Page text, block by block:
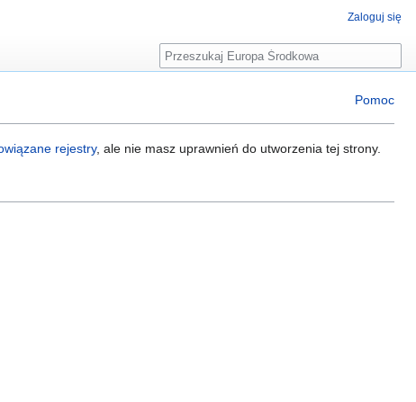
Pomoc
rejestry, ale nie masz uprawnień do utworzenia tej strony.
Zaloguj się
Szukaj